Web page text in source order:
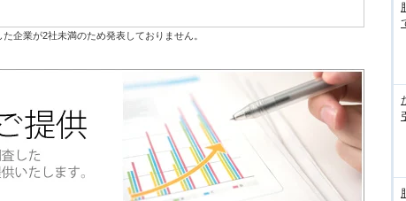
企業が2社未満のため発表しておりません。